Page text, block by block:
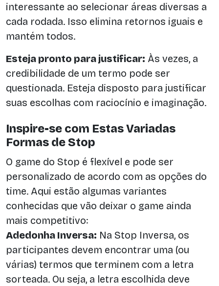
interessante ao selecionar áreas diversas a
cada rodada. Isso elimina retornos iguais e
mantém todos.
Esteja pronto para justificar: Às vezes, a
credibilidade de um termo pode ser
questionada. Esteja disposto para justificar
suas escolhas com raciocínio e imaginação.
Inspire-se com Estas Variadas
Formas de Stop
O game do Stop é flexível e pode ser
personalizado de acordo com as opções do
time. Aqui estão algumas variantes
conhecidas que vão deixar o game ainda
mais competitivo:
Adedonha Inversa: Na Stop Inversa, os
participantes devem encontrar uma (ou
várias) termos que terminem com a letra
sorteada. Ou seja, a letra escolhida deve